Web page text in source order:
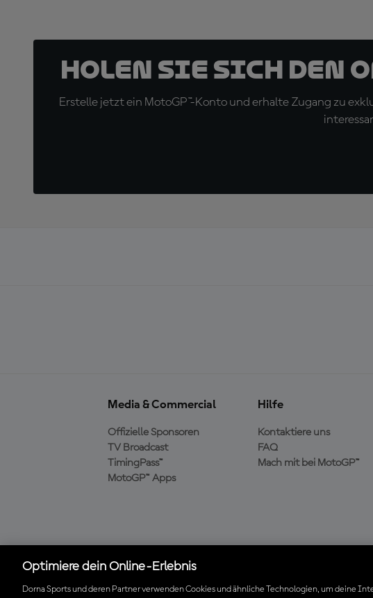
Holen Sie sich
Erstelle jetzt ein MotoGP™-Konto und erhalte Zugang zu
Media & Commercial
Offizielle Sponsoren
TV Broadcast
TimingPass™
MotoGP™ Apps
Hilfe
Kontaktiere uns
FAQ
Mach mit bei MotoGP™
Die offizielle MotoGP™
Optimiere dein Online-Erlebnis
Dorna Sports und deren Partner verwenden Cookies und ähnliche Technologien, um deine